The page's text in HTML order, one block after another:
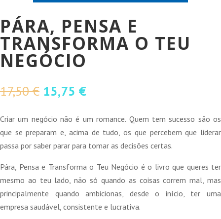
PÁRA, PENSA E
TRANSFORMA O TEU
NEGÓCIO
17,50€ O
original
era:
17,50 €.
15,75 €O
atual
é:
15,75 €.
Criar um negócio não é um romance. Quem tem sucesso são os
que se preparam e, acima de tudo, os que percebem que liderar
passa por saber parar para tomar as decisões certas.
Pára, Pensa e Transforma o Teu Negócio é o livro que queres ter
mesmo ao teu lado, não só quando as coisas correm mal, mas
principalmente quando ambicionas, desde o início, ter uma
empresa saudável, consistente e lucrativa.